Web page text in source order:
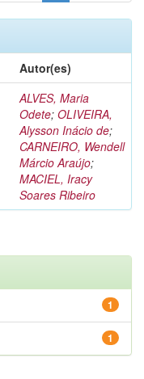
Autor(es)
ALVES, Maria
Odete; OLIVEIRA,
Alysson Inácio de;
CARNEIRO, Wendell
Márcio Araújo;
MACIEL, Iracy
Soares Ribeiro
1
1